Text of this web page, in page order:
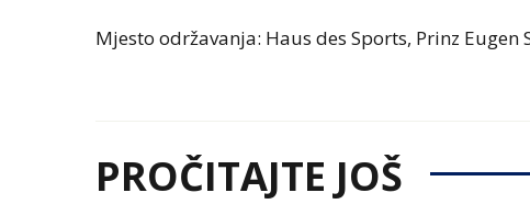
Mjesto održavanja: Haus des Sports, Prinz Eugen
PROČITAJTE JOŠ